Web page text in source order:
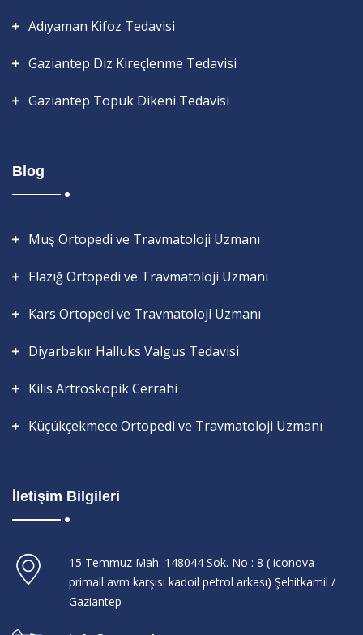
Adıyaman Kifoz Tedavisi
Gaziantep Diz Kireçlenme Tedavisi
Gaziantep Topuk Dikeni Tedavisi
Blog
Muş Ortopedi ve Travmatoloji Uzmanı
Elazığ Ortopedi ve Travmatoloji Uzmanı
Kars Ortopedi ve Travmatoloji Uzmanı
Diyarbakır Halluks Valgus Tedavisi
Kilis Artroskopik Cerrahi
Küçükçekmece Ortopedi ve Travmatoloji Uzmanı
İletişim Bilgileri
15 Temmuz Mah. 148044 Sok. No : 8 ( iconova-
primall avm karşısı kadoil petrol arkası) Şehitkamil /
Gaziantep